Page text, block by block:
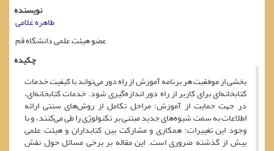
نویسنده
طاهره غلامی
عضو هیئت علمی دانشگاه قم
چکیده
بخشی از موفقیت هر برنامه آموزش از راه دور می‌تواند با کیفیت خدمات
کتابخانه‌ای برای کاربر از راه دور اندازه‌گیری شود. خدمات کتابخانه‌ای،
در جهت حمایت از آموزش؛ مراحل تکامل از روش‌های سنتی ارائه
اطلاعات به سمت شیوه‌های جدید مبتنی بر تکنولوژی را طی می‌کنند، و با
وجود این تغییرات؛ همکاری و مشارکت بین کتابداران و هیئت علمی
بیش از گذشته ضروری است. این مقاله بر برخی مسائل حول نقش